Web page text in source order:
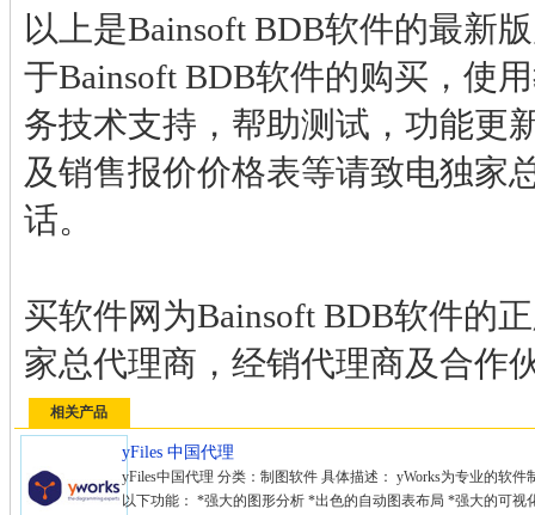
以上是Bainsoft BDB软件的最新
于Bainsoft BDB软件的购买，使
务技术支持，帮助测试，功能更
及销售报价价格表等请致电独家
话。
买软件网为Bainsoft BDB软件的
家总代理商，经销代理商及合作
相关产品
yFiles 中国代理
yFiles中国代理 分类：制图软件 具体描述： yWorks为专业的软
以下功能： *强大的图形分析 *出色的自动图表布局 *强大的可